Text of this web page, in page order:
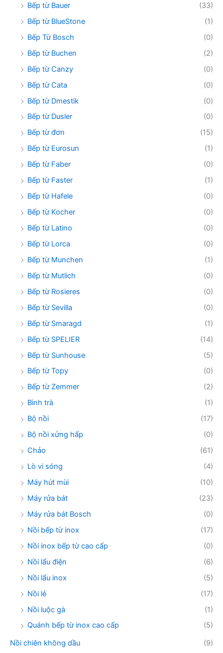
Bếp từ Bauer
(33)
Bếp từ BlueStone
(1)
Bếp Từ Bosch
(0)
Bếp từ Buchen
(2)
Bếp từ Canzy
(0)
Bếp từ Cata
(0)
Bếp từ Dmestik
(0)
Bếp từ Dusler
(0)
Bếp từ đơn
(15)
Bếp từ Eurosun
(1)
Bếp từ Faber
(0)
Bếp từ Faster
(1)
Bếp từ Hafele
(0)
Bếp từ Kocher
(0)
Bếp từ Latino
(0)
Bếp từ Lorca
(0)
Bếp từ Munchen
(1)
Bếp từ Mutlich
(0)
Bếp từ Rosieres
(0)
Bếp từ Sevilla
(0)
Bếp từ Smaragd
(1)
Bếp từ SPELIER
(14)
Bếp từ Sunhouse
(5)
Bếp từ Topy
(0)
Bếp từ Zemmer
(2)
Bình trà
(1)
Bộ nồi
(17)
Bộ nồi xửng hấp
(0)
Chảo
(61)
Lò vi sóng
(4)
Máy hút mùi
(10)
Máy rửa bát
(23)
Máy rửa bát Bosch
(0)
Nồi bếp từ inox
(17)
Nồi inox bếp từ cao cấp
(0)
Nồi lẩu điện
(6)
Nồi lẩu inox
(5)
Nồi lẻ
(17)
Nồi luộc gà
(1)
Quánh bếp từ inox cao cấp
(5)
Nồi chiên không dầu
(9)